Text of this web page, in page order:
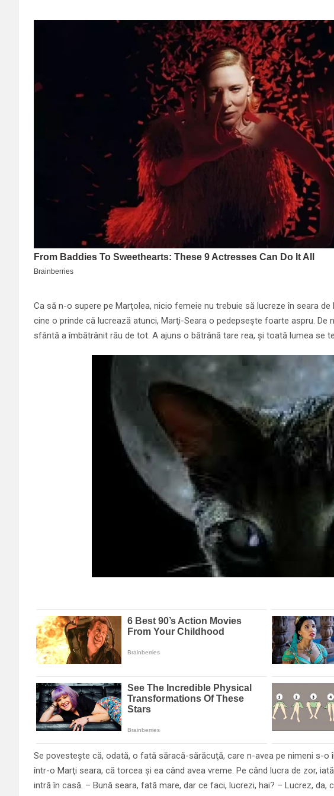
Ca să n-o supere pe Marţolea, nicio femeie nu trebuie să lucreze în seara
cine o prinde că lucrează atunci, Marţi-Seara o pedepseşte foarte aspru. De
sfântă a îmbătrânit rău de tot. A ajuns o bătrână tare rea, şi toată lumea se
Se povesteşte că, odată, o fată săracă-sărăcuţă, care n-avea pe nimeni s-o
într-o Marţi seara, că torcea şi ea când avea vreme. Pe când lucra de zor,
intră în casă. – Bună seara, fată mare, dar ce faci, lucrezi, hai? – Lucrez, da,